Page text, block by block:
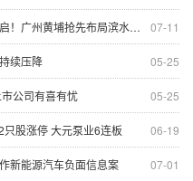
07-11
广州黄埔抢先布局滨水经济
05-25
续压降
05-25
公司有喜有忧
06-19
股涨停 大元泵业6连板
07-01
新能源汽车负面信息案